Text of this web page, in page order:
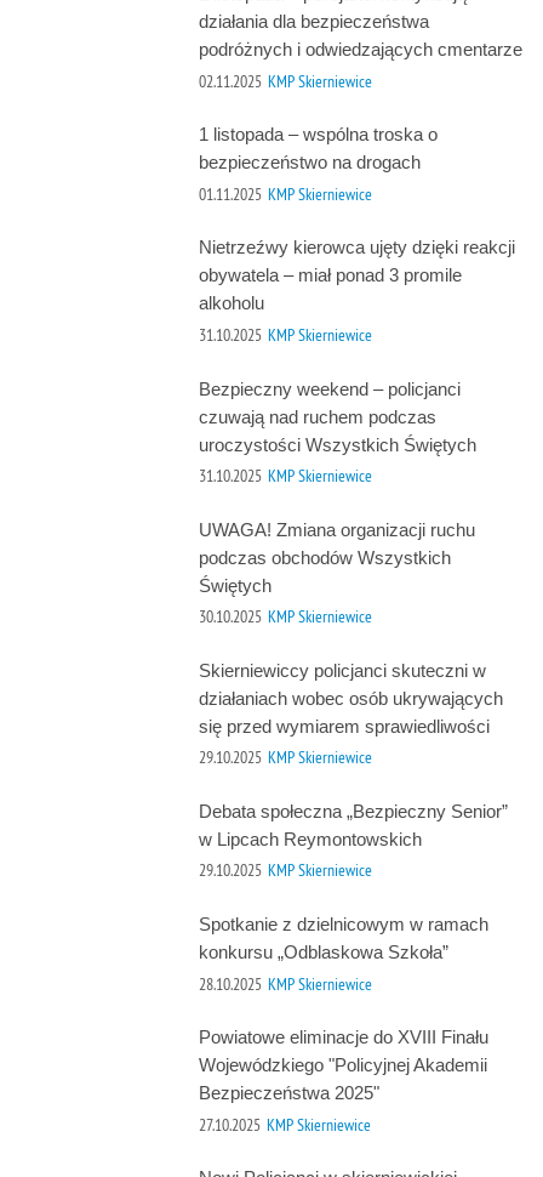
działania dla bezpieczeństwa
podróżnych i odwiedzających cmentarze
02.11.2025 KMP Skierniewice
1 listopada – wspólna troska o
bezpieczeństwo na drogach
01.11.2025 KMP Skierniewice
Nietrzeźwy kierowca ujęty dzięki reakcji
obywatela – miał ponad 3 promile
alkoholu
31.10.2025 KMP Skierniewice
Bezpieczny weekend – policjanci
czuwają nad ruchem podczas
uroczystości Wszystkich Świętych
31.10.2025 KMP Skierniewice
UWAGA! Zmiana organizacji ruchu
podczas obchodów Wszystkich
Świętych
30.10.2025 KMP Skierniewice
Skierniewiccy policjanci skuteczni w
działaniach wobec osób ukrywających
się przed wymiarem sprawiedliwości
29.10.2025 KMP Skierniewice
Debata społeczna „Bezpieczny Senior”
w Lipcach Reymontowskich
29.10.2025 KMP Skierniewice
Spotkanie z dzielnicowym w ramach
konkursu „Odblaskowa Szkoła”
28.10.2025 KMP Skierniewice
Powiatowe eliminacje do XVIII Finału
Wojewódzkiego "Policyjnej Akademii
Bezpieczeństwa 2025"
27.10.2025 KMP Skierniewice